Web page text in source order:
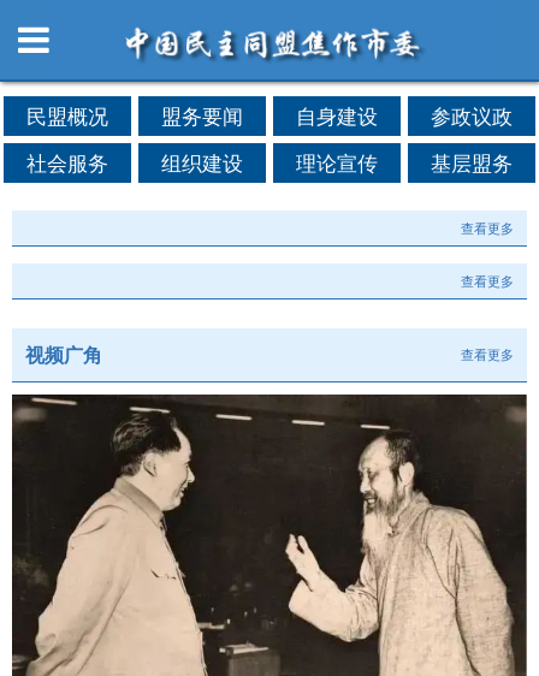
民盟概况 盟务要闻 自身建设
参政议政
社会服务
组织建设 理论宣传 基层盟务
查看更多
查看更多
视频广角 查看更多